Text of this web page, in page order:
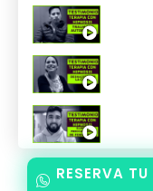
RESERVA